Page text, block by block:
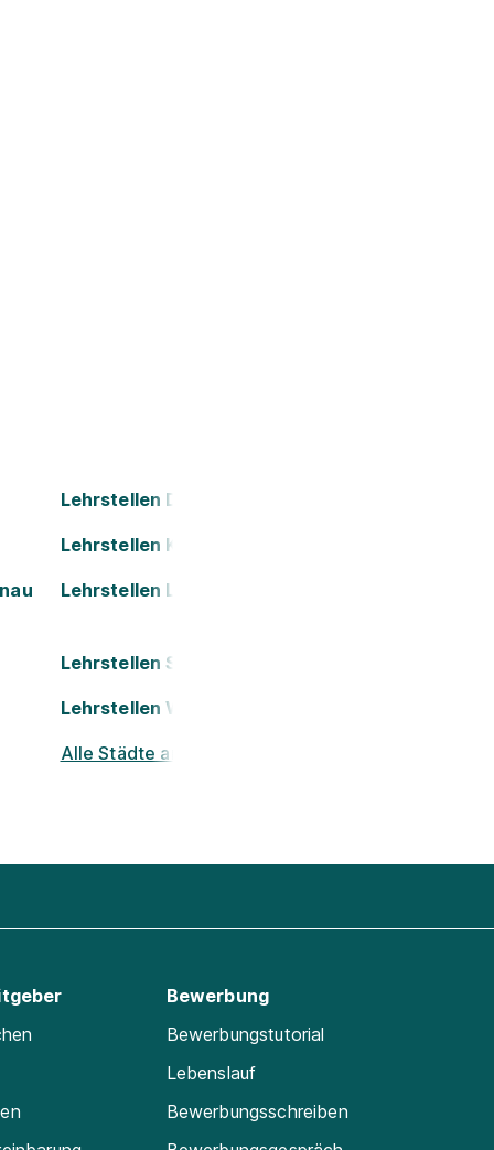
Lehrstellen Dornbirn
Lehrstellen Kapfenberg
Lehrstellen Leoben
Lehrstellen Salzburg
Lehrstellen Wels
Alle Städte ansehen
Bewerbung
Bewerbungstutorial
Lebenslauf
Bewerbungsschreiben